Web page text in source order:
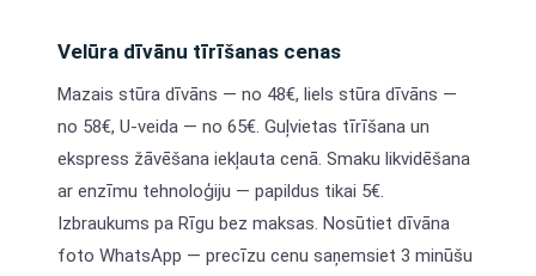
Velūra dīvānu tīrīšanas cenas
Mazais stūra dīvāns — no 48€, liels stūra dīvāns —
no 58€, U-veida — no 65€. Guļvietas tīrīšana un
ekspress žāvēšana iekļauta cenā. Smaku likvidēšana
ar enzīmu tehnoloģiju — papildus tikai 5€.
Izbraukums pa Rīgu bez maksas. Nosūtiet dīvāna
foto WhatsApp — precīzu cenu saņemsiet 3 minūšu